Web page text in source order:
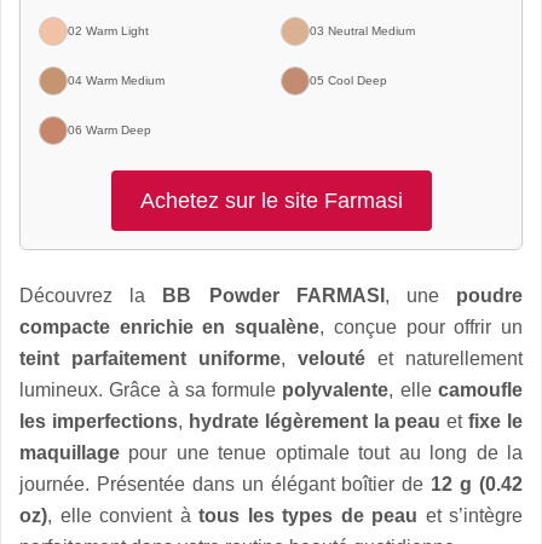
02 Warm Light 03 Neutral Medium
04 Warm Medium 05 Cool Deep
06 Warm Deep
Achetez sur le site Farmasi
Découvrez la BB Powder FARMASI , une poudre
compacte enrichie en squalène, conçue pour offrir un
teint parfaitement uniforme, velouté et naturellement
lumineux. Grâce à sa formule polyvalente, ellecamoufle
les imperfections, hydrate légèrement la peau etfixe le
maquillage pour une tenue optimale tout au long de la
journée. Présentée dans un élégant boîtier de 12 g (0.42
oz), elle convient à tous les types de peau et s’intègre